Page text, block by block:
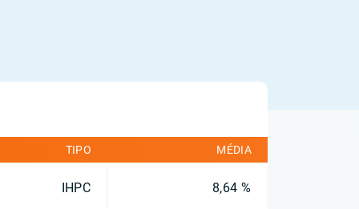
TIPO MÉDIA
IHPC 8,64 %